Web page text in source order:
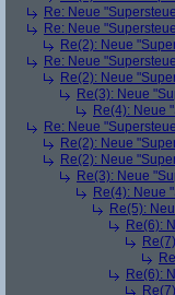
Re: Neue
Re: Neue
Re(2): Neue
Re: Neue
Re(2): Neue
Re(3): Neue
Re(4): Neue
Re: Neue
Re(2): Neue
Re(2): Neue
Re(3): Neue
Re(4): Neue
Re(5):
Re(6):
Re(6):